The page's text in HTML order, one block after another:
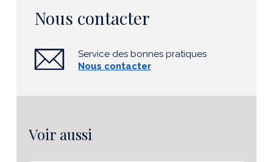
Nous contacter
Service des bonnes pratiques
Nous contacter
Voir aussi